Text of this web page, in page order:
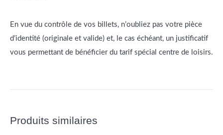
En vue du contrôle de vos billets, n’oubliez pas votre pièce
d’identité (originale et valide) et, le cas échéant, un justificatif
vous permettant de bénéficier du tarif spécial centre de loisirs.
Produits similaires